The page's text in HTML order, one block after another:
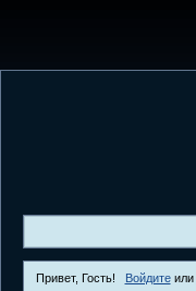
Привет, Гость! Войдитеили